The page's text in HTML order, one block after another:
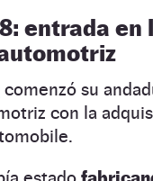
entrada en
comenzó su
con la